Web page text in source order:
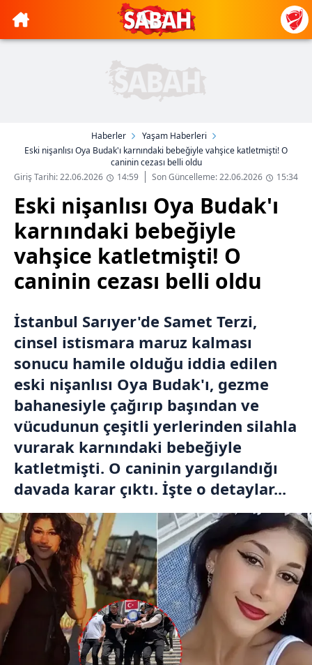
Haberler
Yaşam Haberleri
Eski nişanlısı Oya Budak'ı karnındaki bebeğiyle vahşice katletmişti! O
caninin cezası belli oldu
Giriş Tarihi: 22.06.2026
14:59 Son Güncelleme: 22.06.2026 15:34
Eski nişanlısı Oya Budak'ı
karnındaki bebeğiyle
vahşice katletmişti! O
caninin cezası belli oldu
İstanbul Sarıyer'de Samet Terzi,
cinsel istismara maruz kalması
sonucu hamile olduğu iddia edilen
eski nişanlısı Oya Budak'ı, gezme
bahanesiyle çağırıp başından ve
vücudunun çeşitli yerlerinden silahla
vurarak karnındaki bebeğiyle
katletmişti. O caninin yargılandığı
davada karar çıktı. İşte o detaylar...